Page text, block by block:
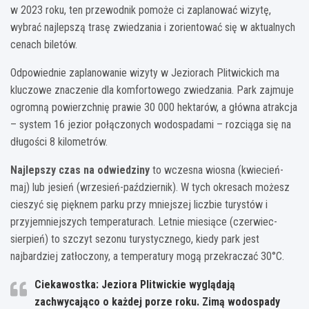
w 2023 roku, ten przewodnik pomoże ci zaplanować wizytę,
wybrać najlepszą trasę zwiedzania i zorientować się w aktualnych
cenach biletów.
Odpowiednie zaplanowanie wizyty w Jeziorach Plitwickich ma
kluczowe znaczenie dla komfortowego zwiedzania. Park zajmuje
ogromną powierzchnię prawie 30 000 hektarów, a główna atrakcja
– system 16 jezior połączonych wodospadami – rozciąga się na
długości 8 kilometrów.
Najlepszy czas na odwiedziny to wczesna wiosna (kwiecień-
maj) lub jesień (wrzesień-październik). W tych okresach możesz
cieszyć się pięknem parku przy mniejszej liczbie turystów i
przyjemniejszych temperaturach. Letnie miesiące (czerwiec-
sierpień) to szczyt sezonu turystycznego, kiedy park jest
najbardziej zatłoczony, a temperatury mogą przekraczać 30°C.
Ciekawostka: Jeziora Plitwickie wyglądają
zachwycająco o każdej porze roku. Zimą wodospady